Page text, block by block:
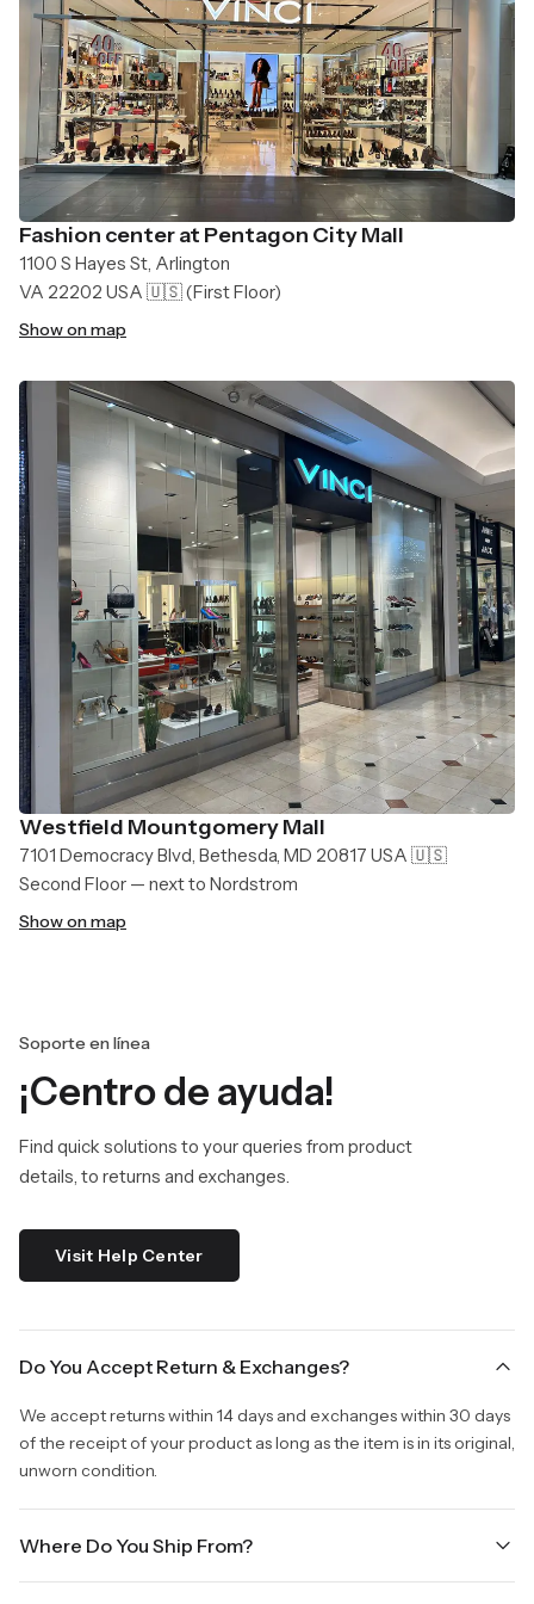
Fashion center at Pentagon City Mall
1100 S Hayes St, Arlington
VA 22202 USA 🇺🇸(First Floor)
Show on map
Westfield Mountgomery Mall
7101 Democracy Blvd, Bethesda, MD 20817 USA 🇺🇸
Second Floor — next to Nordstrom
Show on map
Soporte en línea
¡Centro de ayuda!
Find quick solutions to your queries from product
details, to returns and exchanges.
Visit Help Center
Do You Accept Return & Exchanges?
We accept returns within 14 days and exchanges within 30 days
of the receipt of your product as long as the item is in its original,
unworn condition.
Where Do You Ship From?